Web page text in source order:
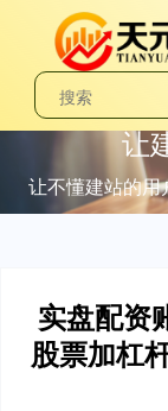
让
让不懂建站的
实盘配资
股票加杠